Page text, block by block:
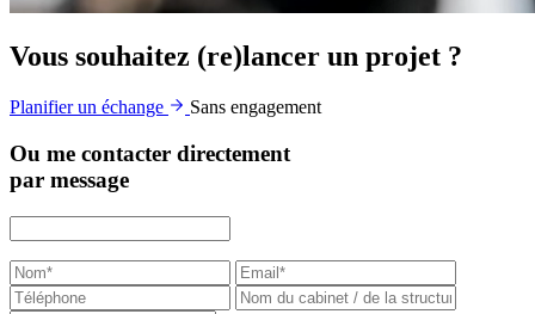
Vous souhaitez (re)lancer un projet ?
Planifier un échange Sans engagement
Ou me contacter directement
par message